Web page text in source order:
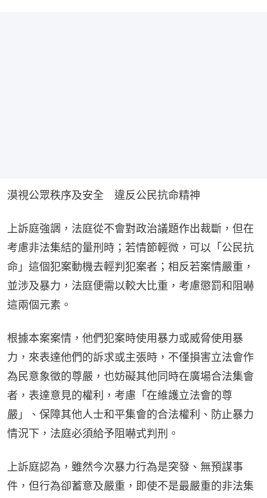
漠視公眾秩序及安全　違反公民抗命精神
上訴庭強調，法庭從不會對政治議題作出裁斷，但在
考慮非法集結的量刑時；若情節輕微，可以「公民抗
命」這個犯案動機去輕判犯案者；相反若案情嚴重，
並涉及暴力，法庭便需以較大比重，考慮懲罰和阻嚇
這兩個元素。
根據本案案情，他們犯案時使用暴力或威脅使用暴
力，來表達他們的訴求或主張時，不僅損害立法會作
為民意象徵的尊嚴，也妨礙其他同時在廣場合法集會
者，表達意見的權利，考慮「在維護立法會的尊
嚴」、保障其他人士和平集會的合法權利、防止暴力
情況下，法庭必須給予阻嚇式判刑。
上訴庭認為，雖然今次暴力行為是突發、無預謀事
件，但行為卻蓄意及嚴重，即使不是最嚴重的非法集